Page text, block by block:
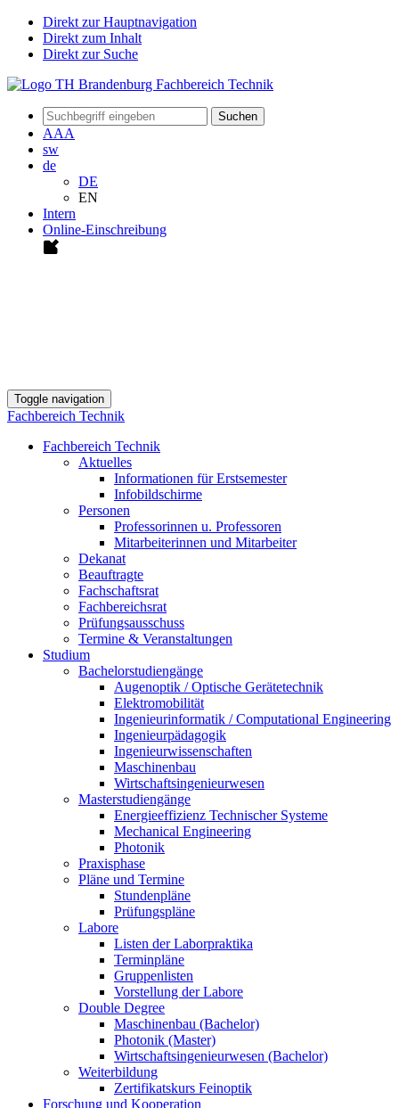
Direkt zur Hauptnavigation
Direkt zum Inhalt
Direkt zur Suche
Suchen
AAA
sw
de
DE
EN
Intern
Online-Einschreibung
Toggle navigation
Fachbereich Technik
Fachbereich Technik
Aktuelles
Informationen für Erstsemester
Infobildschirme
Personen
Professorinnen u. Professoren
Mitarbeiterinnen und Mitarbeiter
Dekanat
Beauftragte
Fachschaftsrat
Fachbereichsrat
Prüfungsausschuss
Termine & Veranstaltungen
Studium
Bachelorstudiengänge
Augenoptik / Optische Gerätetechnik
Elektromobilität
Ingenieurinformatik / Computational Engineering
Ingenieurpädagogik
Ingenieurwissenschaften
Maschinenbau
Wirtschaftsingenieurwesen
Masterstudiengänge
Energieeffizienz Technischer Systeme
Mechanical Engineering
Photonik
Praxisphase
Pläne und Termine
Stundenpläne
Prüfungspläne
Labore
Listen der Laborpraktika
Terminpläne
Gruppenlisten
Vorstellung der Labore
Double Degree
Maschinenbau (Bachelor)
Photonik (Master)
Wirtschaftsingenieurwesen (Bachelor)
Weiterbildung
Zertifikatskurs Feinoptik
Forschung und Kooperation